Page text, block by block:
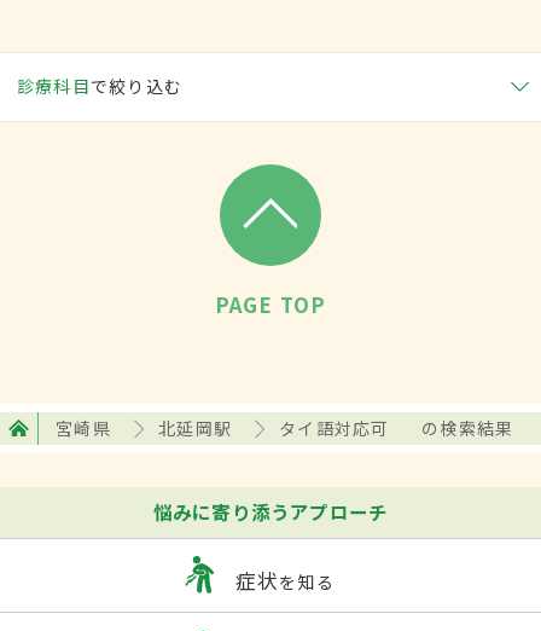
診療科目で絞り込む
PAGE TOP
宮崎県 北延岡駅 タイ語対応可 の検索結果
悩みに寄り添うアプローチ
症状を知る